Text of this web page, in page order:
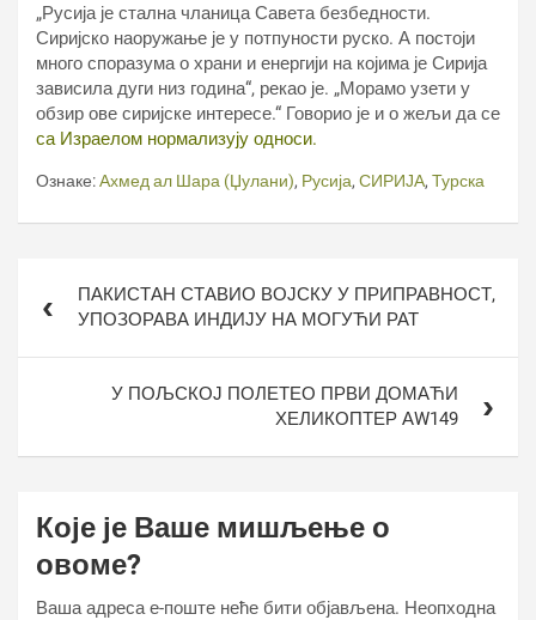
„Русија је стална чланица Савета безбедности.
Сиријско наоружање је у потпуности руско. А постоји
много споразума о храни и енергији на којима је Сирија
зависила дуги низ година“, рекао је. „Морамо узети у
обзир ове сиријске интересе.“ Говорио је и о жељи да се
са Израелом нормализују односи.
Ознаке:Ахмед ал Шара (Џулани), Русија, СИРИЈА, Турска
чланкаПАКИСТАН СТАВИО ВОЈСКУ У ПРИПРАВНОСТ,
УПОЗОРАВА ИНДИЈУ НА МОГУЋИ РАТ
У ПОЉСКОЈ ПОЛЕТЕО ПРВИ ДОМАЋИ
ХЕЛИКОПТЕР АW149
Које је Ваше мишљење о
овоме?
Ваша адреса е-поште неће бити објављена. Неопходна